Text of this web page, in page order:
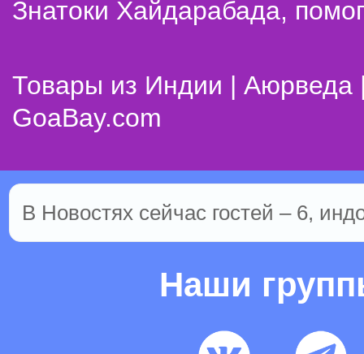
Знатоки Хайдарабада,
Товары из Индии | Аюрведа
GoaBay.com
В Новостях сейчас гостей – 6,
Наши